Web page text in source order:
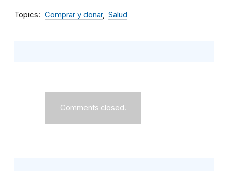
Topics Comprar y donar Salud
Comments closed.